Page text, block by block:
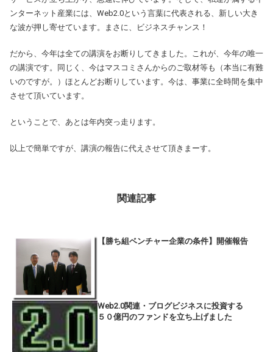
ンターネット産業には、Web2.0という言葉に代表される、新しい大き
な波が押し寄せています。まさに、ビジネスチャンス！
だから、今年は全ての講演をお断りしてきました。これが、今年の唯一
の講演です。同じく、今はマスコミさんからのご取材等も（本当に有難
いのですが。）ほとんどお断りしています。今は、事業に全時間を集中
させて頂いています。
ということで、あとは年内突っ走ります。
以上で簡単ですが、講演の報告に代えさせて頂きまーす。
関連記事
【勝ち組ベンチャー企業の条件】開催報告
Web2.0関連・ブログビジネスに投資する
５０億円のファンドを立ち上げました